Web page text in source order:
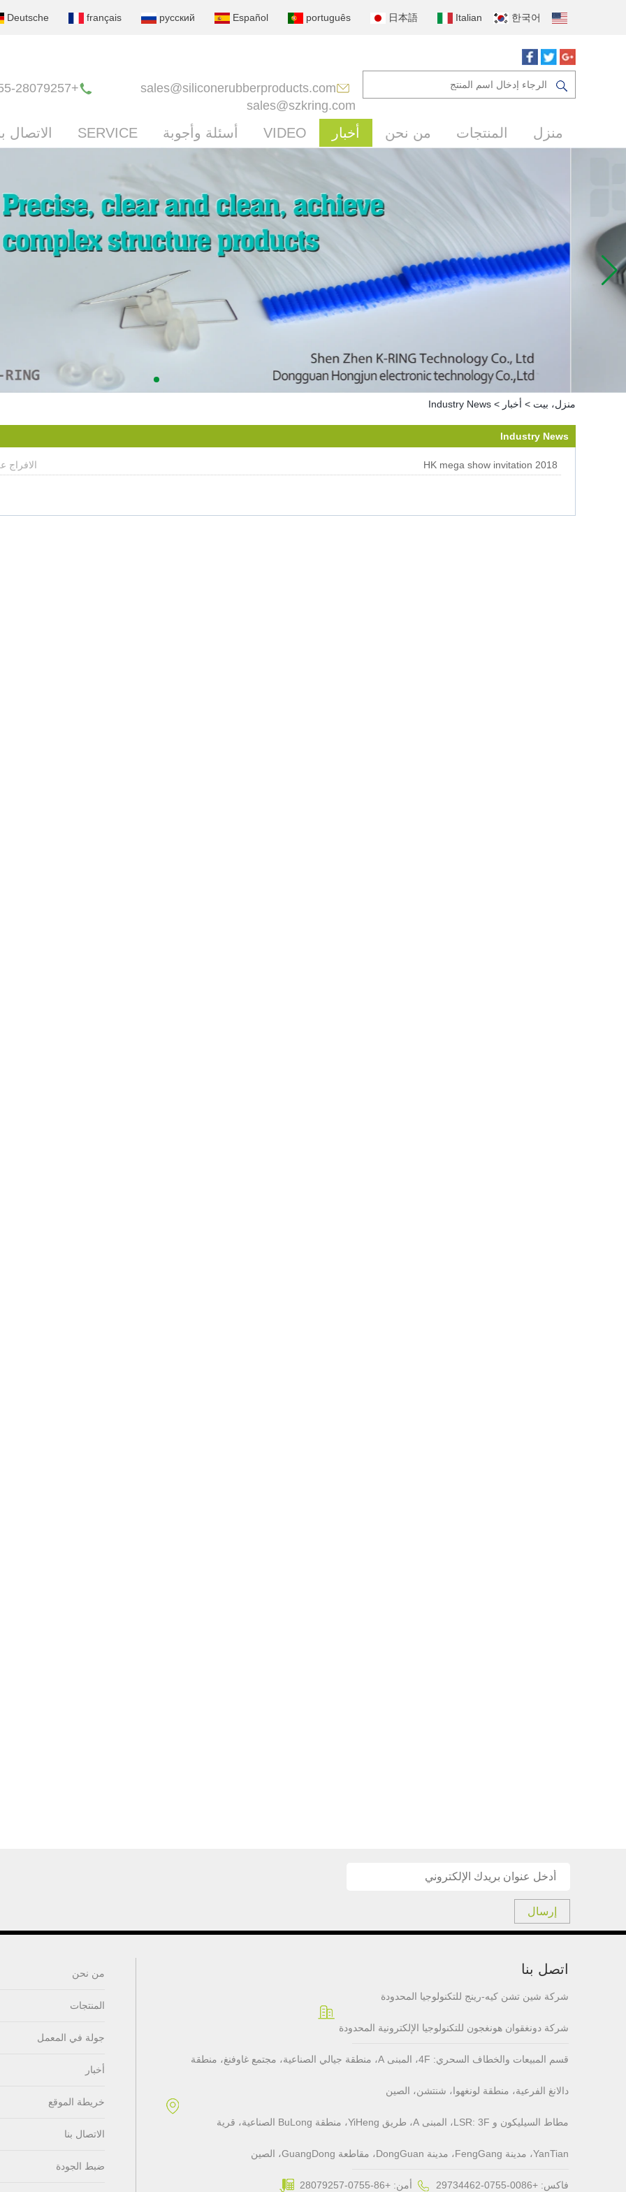
Deutsche français русский Español português 日本語 Italian 한국어
+86-0755-28079257
sales@siliconerubberproducts.com
sales@szkring.com
منزل المنتجات من نحن أخبار VIDEO أسئلة وأجوبة SERVICE الاتصال
منزل، بيت > أخبار >
Industry News
Industry News
الافراج عن 2016- 2018 HK mega show invitation
إرسال
من نحن
المنتجات
جولة في المعمل
أخبار
خريطة الموقع
الاتصال بنا
ضبط الجودة
اتصل بنا
شركة شين تشن كيه-رينج للتكنولوجيا المحدودة
شركة دونغقوان هونغجون للتكنولوجيا الإلكترونية المحدودة
قسم المبيعات والخطاف السحري: 4F، المبنى A، منطقة جيالي الصناعية، مجتمع غاوفنغ، منطقة
دالانغ الفرعية، منطقة لونغهوا، شنتشن، الصين
مطاط السيليكون و LSR: 3F، المبنى A، طريق YiHeng، منطقة BuLong الصناعية، قرية
YanTian، مدينة FengGang، مدينة DongGuan، مقاطعة GuangDong، الصين
فاكس: +0086-0755-29734462 أمن: +86-0755-28079257